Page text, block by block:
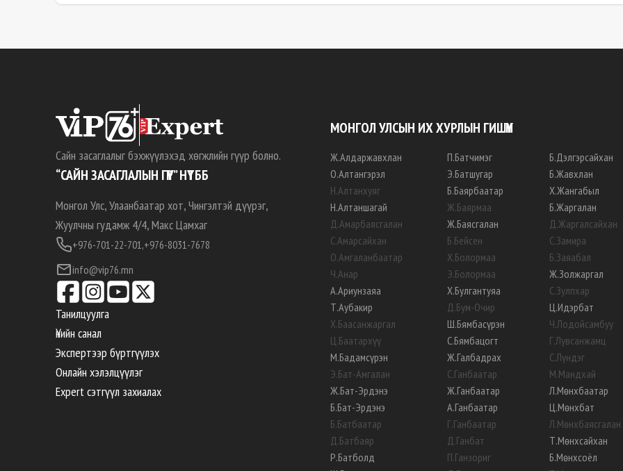
Сайн засаглалыг бэхжүүлэхэд хөгжлийн гүүр болно.
“САЙН ЗАСАГЛАЛЫН ГҮҮР” НҮТББ
Монгол Улс, Улаанбаатар хот, Чингэлтэй дүүрэг,
Жуулчны гудамж 4/4, Макс Цамхаг
+976-701-22-701,+976-8031-7678
info@vip76.mn
Танилцуулга
Үнийн санал
Экспертээр бүртгүүлэх
Онлайн хэлэлцүүлэг
Expert сэтгүүл захиалах
МОНГОЛ УЛСЫН ИХ ХУРЛЫН ГИШҮҮН
Ж.Алдаржавхлан
О.Алтангэрэл
Н.Алтанхуяг
Н.Алтаншагай
Д.Амарбаясгалан
С.Амарсайхан
О.Амгаланбаатар
Ч.Анар
А.Ариунзаяа
Т.Аубакир
Х.Баасанжаргал
Ц.Баатархүү
М.Бадамсүрэн
Э.Бат-Амгалан
Ж.Бат-Эрдэнэ
Б.Бат-Эрдэнэ
Б.Батбаатар
Д.Батбаяр
Р.Батболд
П.Батчимэг
Э.Батшугар
Б.Баярбаатар
Ж.Баярмаа
Ж.Баясгалан
Б.Бейсен
Х.Болормаа
Э.Болормаа
Х.Булгантуяа
Д.Бум-Очир
Ш.Бямбасүрэн
С.Бямбацогт
Ж.Галбадрах
С.Ганбаатар
Ж.Ганбаатар
А.Ганбаатар
Г.Ганбаатар
Д.Ганбат
П.Ганзориг
Б.Дэлгэрсайхан
Б.Жавхлан
Х.Жангабыл
Б.Жаргалан
Д.Жаргалсайхан
С.Замира
Б.Заяабал
Ж.Золжаргал
С.Зулпхар
Ц.Идэрбат
Ч.Лодойсамбуу
Г.Лувсанжамц
С.Лүндэг
М.Мандхай
Л.Мөнхбаатар
Ц.Мөнхбат
Л.Мөнхбаясгалан
Т.Мөнхсайхан
Б.Мөнхсоёл